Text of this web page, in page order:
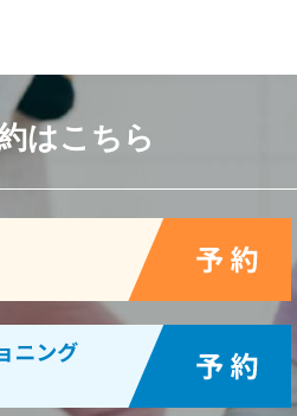
はこちら